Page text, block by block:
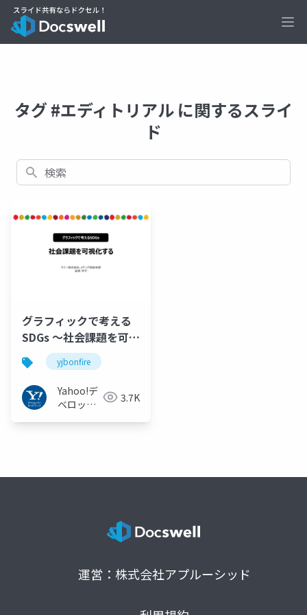
タグ #エディトリアル に関するスライ
ド
検索
グラフィックで考える
SDGs 〜社会課題を可視
化する〜yjbonfire
Yahoo!デ
ベロッパ
3.7K
運営：株式会社アプルーシッド